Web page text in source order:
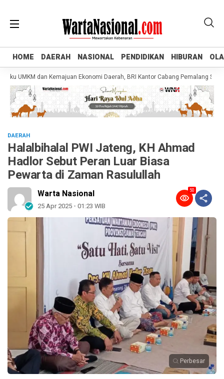
HOME DAERAH NASIONAL PENDIDIKAN HIBURAN
HOME DAERAH NASIONAL PENDIDIKAN HIBURAN
dan Kemajuan Ekonomi Daerah, BRI Kantor Cabang Pemalang Salurkan
DAERAH
Halalbihalal PWI Jateng, KH Ahmad
Hadlor Sebut Peran Luar Biasa
Pewarta di Zaman Rasulullah
Warta Nasional
25 Apr 2025 - 01:23 WIB
50
Perbesar